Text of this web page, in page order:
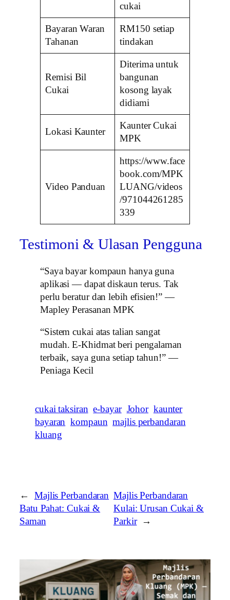
cukai
Bayaran Waran
Tahanan
RM150 setiap
tindakan
Remisi Bil
Cukai
Diterima untuk
bangunan
kosong layak
didiami
Lokasi Kaunter
Kaunter Cukai
MPK
Video Panduan
https://www.face
book.com/MPK
LUANG/videos
/971044261285
339
Testimoni & Ulasan Pengguna
“Saya bayar kompaun hanya guna
aplikasi — dapat diskaun terus. Tak
perlu beratur dan lebih efisien!” —
Mapley Perasanan MPK
“Sistem cukai atas talian sangat
mudah. E-Khidmat beri pengalaman
terbaik, saya guna setiap tahun!” —
Peniaga Kecil
cukai taksiran e-bayar Johor kaunter
bayaran kompaun majlis perbandaran
kluang
←
Majlis Perbandaran
Batu Pahat: Cukai &
Saman
Majlis Perbandaran
Kulai: Urusan Cukai &
Parkir
→